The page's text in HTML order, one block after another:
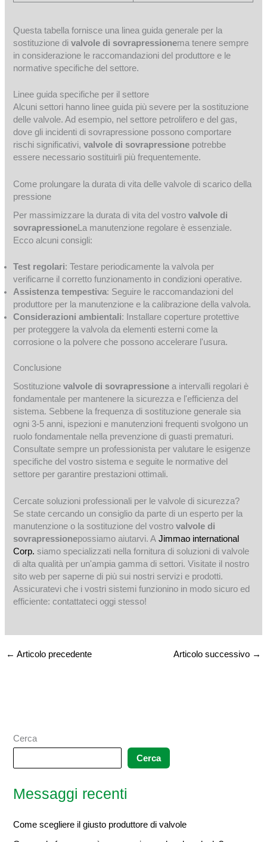
Questa tabella fornisce una linea guida generale per la
sostituzione divalvole di sovrapressionema tenere sempre
in considerazione le raccomandazioni del produttore e le
normative specifiche del settore.
Linee guida specifiche per il settore
Alcuni settori hanno linee guida più severe per la sostituzione
delle valvole. Ad esempio, nel settore petrolifero e del gas,
dove gli incidenti di sovrapressione possono comportare
rischi significativi,valvole di sovrapressione potrebbe
essere necessario sostituirli più frequentemente.
Come prolungare la durata di vita delle valvole di scarico della
pressione
Per massimizzare la durata di vita del vostrovalvole di
sovrapressione La manutenzione regolare è essenziale.
Ecco alcuni consigli:
Test regolari: Testare periodicamente la valvola per
verificarne il corretto funzionamento in condizioni operative.
Assistenza tempestiva: Seguire le raccomandazioni del
produttore per la manutenzione e la calibrazione della valvola.
Considerazioni ambientali: Installare coperture protettive
per proteggere la valvola da elementi esterni come la
corrosione o la polvere che possono accelerare l'usura.
Conclusione
Sostituzionevalvole di sovrapressione a intervalli regolari è
fondamentale per mantenere la sicurezza e l'efficienza del
sistema. Sebbene la frequenza di sostituzione generale sia
ogni 3-5 anni, ispezioni e manutenzioni frequenti svolgono un
ruolo fondamentale nella prevenzione di guasti prematuri.
Consultate sempre un professionista per valutare le esigenze
specifiche del vostro sistema e seguite le normative del
settore per garantire prestazioni ottimali.
Cercate soluzioni professionali per le valvole di sicurezza?
Se state cercando un consiglio da parte di un esperto per la
manutenzione o la sostituzione del vostrovalvole di
sovrapressionepossiamo aiutarvi. AJimmao international
Corp. siamo specializzati nella fornitura di soluzioni di valvole
di alta qualità per un'ampia gamma di settori. Visitate il nostro
sito web per saperne di più sui nostri servizi e prodotti.
Assicuratevi che i vostri sistemi funzionino in modo sicuro ed
efficiente: contattateci oggi stesso!
← Articolo precedente Articolo successivo →
Cerca
Cerca
Messaggi recenti
Come scegliere il giusto produttore di valvole